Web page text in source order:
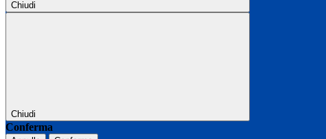
Chiudi
Chiudi
Conferma